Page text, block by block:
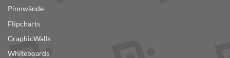
Pinnwände
Flipcharts
GraphicWalls
Whiteboards